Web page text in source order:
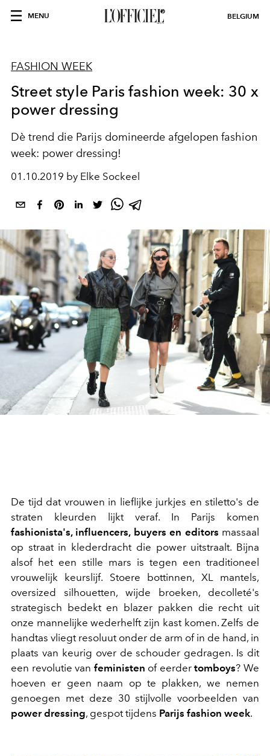
MENU BELGIUM
FASHION WEEK
Street style Paris fashion week: 30 x
power dressing
Dè trend die Parijs domineerde afgelopen fashion
week: power dressing!
01.10.2019 by Elke Sockeel
De tijd dat vrouwen in lieflijke jurkjes en stiletto's de
straten kleurden lijkt veraf. In Parijs komen
fashionista's, influencers, buyers en editors massaal
op straat in klederdracht die power uitstraalt. Bijna
alsof het een stille mars is tegen een traditioneel
vrouwelijk keurslijf. Stoere bottinnen, XL mantels,
oversized silhouetten, wijde broeken, decolleté's
strategisch bedekt en blazer pakken die recht uit
onze mannelijke wederhelft zijn kast komen. Zelfs de
handtas vliegt resoluut onder de arm of in de hand, in
plaats van keurig over de schouder gedragen. Is dit
een revolutie van feministen of eerdertomboys? We
hoeven er geen naam op te plakken, we nemen
genoegen met deze 30 stijlvolle voorbeelden van
power dressing, gespot tijdens Parijs fashion week.